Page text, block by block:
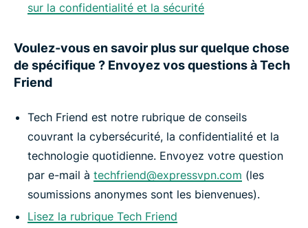
sur la confidentialité et la sécurité
Voulez-vous en savoir plus sur quelque chose
de spécifique ? Envoyez vos questions à Tech
Friend
Tech Friend est notre rubrique de conseils
couvrant la cybersécurité, la confidentialité et la
technologie quotidienne. Envoyez votre question
par e-mail à techfriend@expressvpn.com (les
soumissions anonymes sont les bienvenues).
Lisez la rubrique Tech Friend